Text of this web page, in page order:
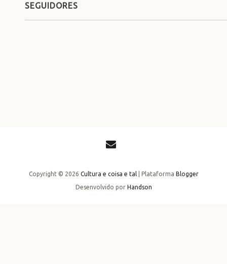
SEGUIDORES
Copyright © 2026 Cultura e coisa e tal| Plataforma Blogger
Desenvolvido por Handson